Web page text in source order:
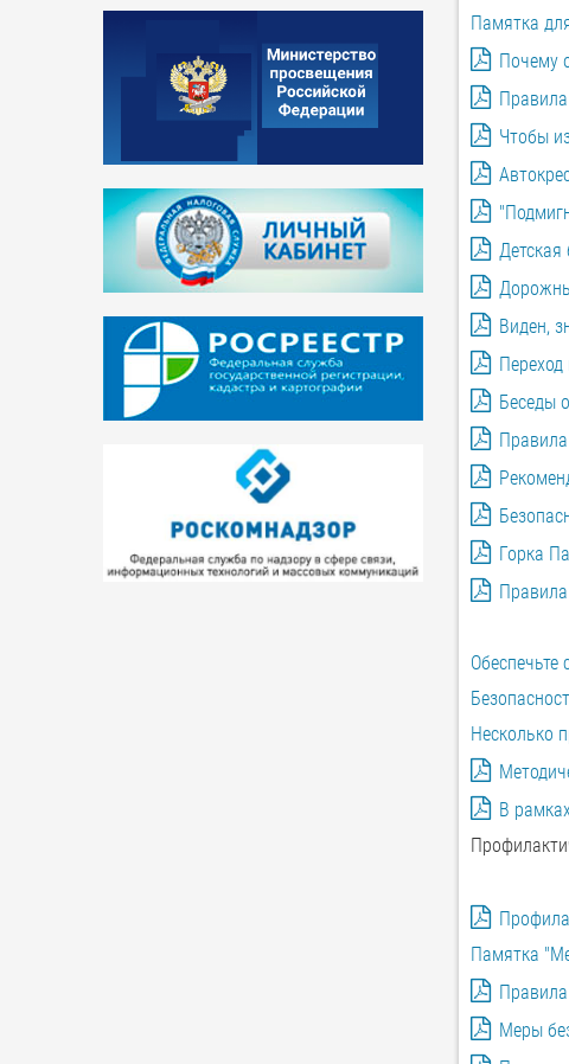
Памятка
Почему
Чтобы
Детская
Виден,
Беседы
Горка
Несколько
В
Памятка
Меры